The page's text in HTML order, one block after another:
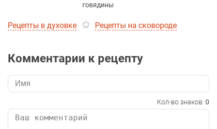
говядины
Рецепты в духовке Рецепты на сковороде
Комментарии к рецепту
Кол-во знаков: 0